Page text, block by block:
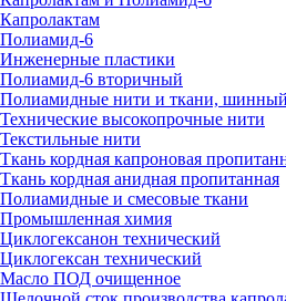
Капролактам
Полиамид-6
Инженерные пластики
Полиамид-6 вторичный
Полиамидные нити и ткани,
Технические высокопрочные нити
Текстильные нити
Ткань кордная капроновая
Ткань кордная анидная пропитанная
Полиамидные и смесовые ткани
Промышленная химия
Циклогексанон технический
Циклогексан технический
Масло ПОД очищенное